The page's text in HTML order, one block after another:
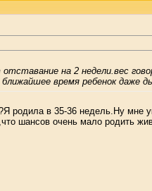
на 2 недели.вес
ближайшее время ребенок даже
родила в 35-36 недель.Ну мне
шансов очень мало родить